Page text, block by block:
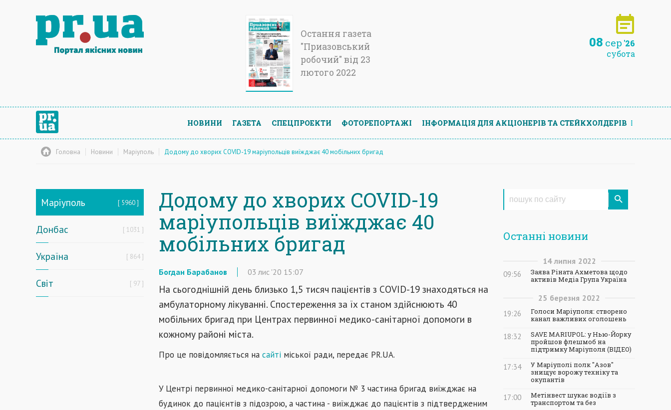
Остання газета
"Приазовський
робочий" від 23
лютого 2022
08 сер '26
субота
НОВИНИ ГАЗЕТА СПЕЦПРОЕКТИ ФОТОРЕПОРТАЖІ ІНФОРМАЦIЯ ДЛЯ АКЦIОНЕРIВ ТА СТЕЙКХОЛДЕРIВ
Головна Новини Маріуполь Додому до хворих COVID-19 маріупольців виїжджає 40 мобільних бригад
Маріуполь 5960
Донбас 1031
Україна 864
Світ 97
Додому до хворих COVID-19
маріупольців виїжджає 40
мобільних бригад
Богдан Барабанов 03 лис '20 15:07
На сьогоднішній день близько 1,5 тисяч пацієнтів з COVID-19 знаходяться на
амбулаторному лікуванні. Спостереження за їх станом здійснюють 40
мобільних бригад при Центрах первинної медико-санітарної допомоги в
кожному районі міста.
Про це повідомляється на сайті міської ради, передає PR.UA.
У Центрі первинної медико-санітарної допомоги № 3 частина бригад виїжджає на
будинок до пацієнтів з підозрою, а частина - виїжджає до пацієнтів з підтвердженим
Останні новини
14 липня 2022
09:56
Заява Ріната Ахметова щодо
активів Медіа Група Україна
25 березня 2022
19:26
Голоси Маріуполя: створено
канал важливих оголошень
18:32
SAVE MARIUPOL: у Нью-Йорку
пройшов флешмоб на
підтримку Маріуполя (ВІДЕО)
17:34
У Маріуполі полк "Азов"
знищує ворожу техніку та
окупантів
17:00
Метінвест шукає водіїв з
транспортом та без